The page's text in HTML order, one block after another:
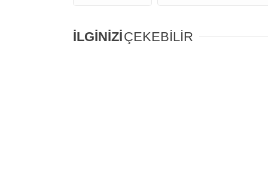
İLGİNİZİÇEKEBİLİR